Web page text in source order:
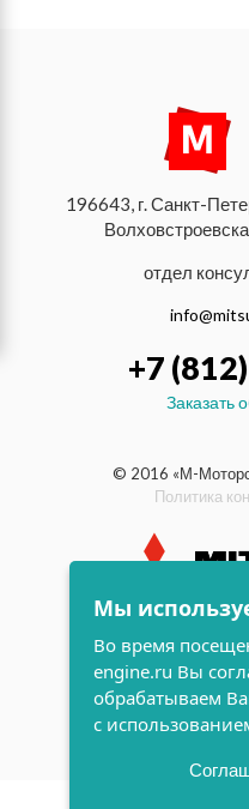
196643, г. Санкт-
отдел
+7
Заказать
© 2016 «М-
Политика
дизельные
Мы
Во время
engine.ru Вы
обрабатываем
с